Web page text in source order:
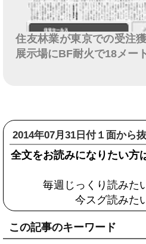
住友林業が東京での受注
展示場にBF耐火で18メー
2014年07月31日付１面から
全文をお読みになりたい方
毎週じっくり読みた
今スグ読みた
この記事のキーワード